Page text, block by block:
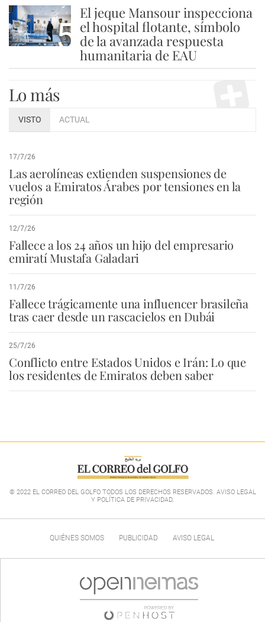
5
El jeque Mansour inspecciona
el hospital flotante, símbolo
de la avanzada respuesta
humanitaria de EAU
Lo más
VISTO ACTUAL
17/7/26
Las aerolíneas extienden suspensiones de
vuelos a Emiratos Árabes por tensiones en la
región
12/7/26
Fallece a los 24 años un hijo del empresario
emiratí Mustafa Galadari
11/7/26
Fallece trágicamente una influencer brasileña
tras caer desde un rascacielos en Dubái
25/7/26
Conflicto entre Estados Unidos e Irán: Lo que
los residentes de Emiratos deben saber
© 2022 EL CORREO DEL GOLFO TODOS LOS DERECHOS RESERVADOS. AVISO LEGAL
Y POLÍTICA DE PRIVACIDAD.
QUIÉNES SOMOS PUBLICIDAD AVISO LEGAL